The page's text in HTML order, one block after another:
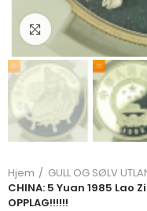
Klikk for å
Hjem
GULL OG SØLV
CHINA: 5 Yuan 1985 Lao
OPPLAG!!!!!!